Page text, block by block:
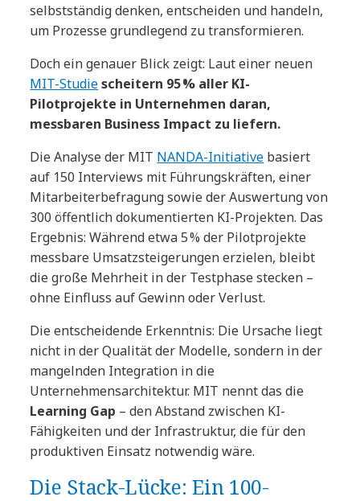
selbstständig denken, entscheiden und handeln,
um Prozesse grundlegend zu transformieren.
Doch ein genauer Blick zeigt: Laut einer neuen
MIT-Studiescheitern 95 % aller KI-
Pilotprojekte in Unternehmen daran,
messbaren Business Impact zu liefern.
Die Analyse der MIT NANDA-Initiative basiert
auf 150 Interviews mit Führungskräften, einer
Mitarbeiterbefragung sowie der Auswertung von
300 öffentlich dokumentierten KI-Projekten. Das
Ergebnis: Während etwa 5 % der Pilotprojekte
messbare Umsatzsteigerungen erzielen, bleibt
die große Mehrheit in der Testphase stecken –
ohne Einfluss auf Gewinn oder Verlust.
Die entscheidende Erkenntnis: Die Ursache liegt
nicht in der Qualität der Modelle, sondern in der
mangelnden Integration in die
Unternehmensarchitektur. MIT nennt das die
Learning Gap – den Abstand zwischen KI-
Fähigkeiten und der Infrastruktur, die für den
produktiven Einsatz notwendig wäre.
Die Stack-Lücke: Ein 100-